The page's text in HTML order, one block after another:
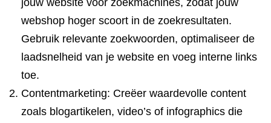
jouw website voor zoekmachines, zodat jouw
webshop hoger scoort in de zoekresultaten.
Gebruik relevante zoekwoorden, optimaliseer de
laadsnelheid van je website en voeg interne links
toe.
Contentmarketing: Creëer waardevolle content
zoals blogartikelen, video’s of infographics die